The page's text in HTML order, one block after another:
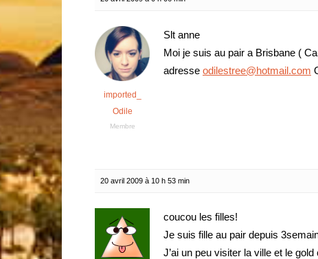
imported_
Odile
Membre
Slt anne
Moi je suis au pair a Brisbane (
adresse odilestree@hotmail.com
20 avril 2009 à 10 h 53 min
coucou les filles!
Je suis fille au pair depuis
J’ai un peu visiter la ville et le